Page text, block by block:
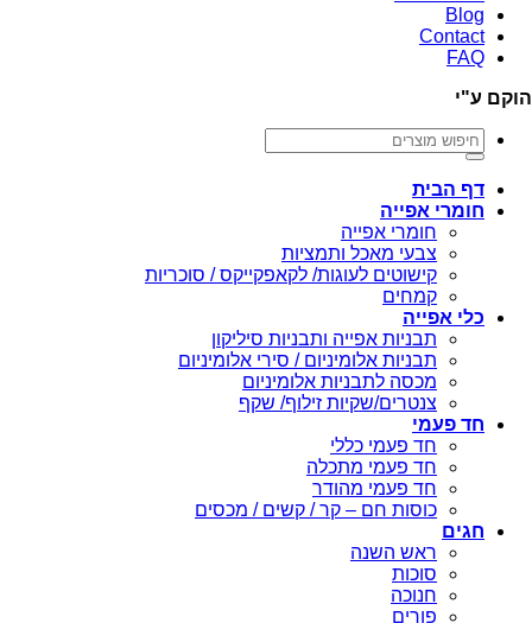
Blog
Contact
FAQ
הוקם ע"י
חיפוש
עבור:
דף הבית
חומרי אפייה
חומרי אפייה
צבעי מאכל ותמציות
קישוטים לעוגות/ לקאפקייקס / סוכריות
קמחים
כלי אפייה
תבניות אפייה ותבניות סיליקון
תבניות אלומיניום / סירי אלומיניום
מכסה לתבניות אלומיניום
צנטרים/שקיות זילוף/ שקף
חד פעמי
חד פעמי כללי
חד פעמי מתכלה
חד פעמי מהודר
כוסות חם – קר / קשים / מכסים
חגים
ראש השנה
סוכות
חנוכה
פורים